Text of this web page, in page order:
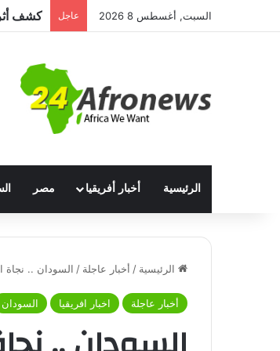
السبت, أغسطس 8 2026 عاجل
الرئيسية أخبار أفريقيا مصر
الرئيسية / أخبار عاجلة / السودان .. نجاة
أخبار عاجلة اخبار افريقيا السودان